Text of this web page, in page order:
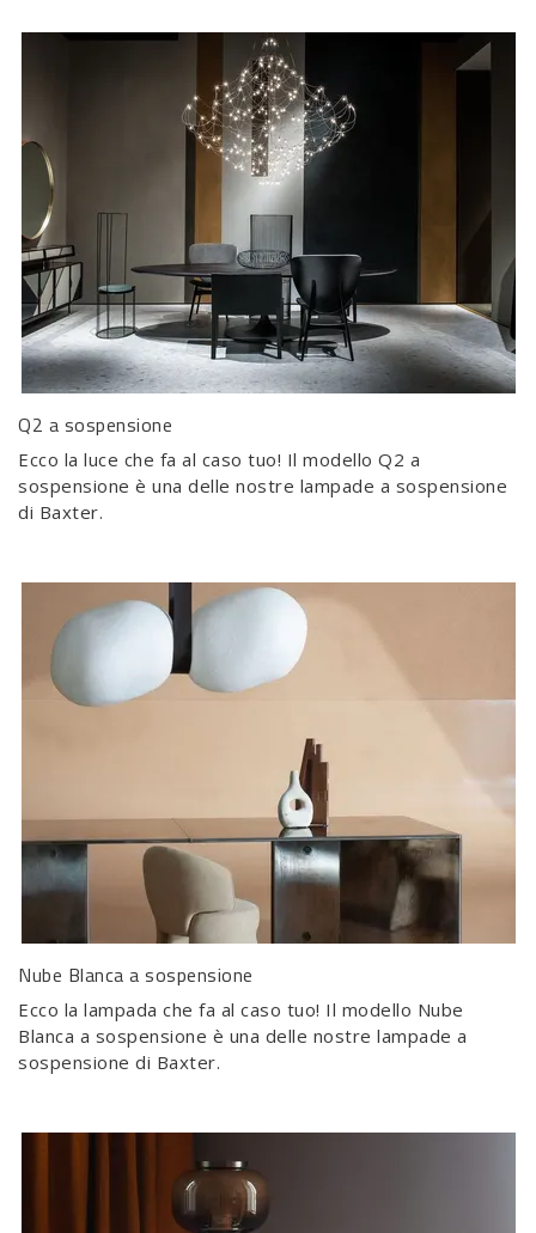
Q2 a sospensione
Ecco la luce che fa al caso tuo! Il modello Q2 a
sospensione è una delle nostre lampade a sospensione
di Baxter.
Nube Blanca a sospensione
Ecco la lampada che fa al caso tuo! Il modello Nube
Blanca a sospensione è una delle nostre lampade a
sospensione di Baxter.